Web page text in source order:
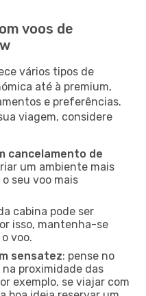
voos de
vários tipos de
até à premium,
e preferências.
viagem, considere
cancelamento de
um ambiente mais
seu voo mais
cabina pode ser
isso, mantenha-se
voo.
sensatez: pense no
na proximidade das
exemplo, se viajar com